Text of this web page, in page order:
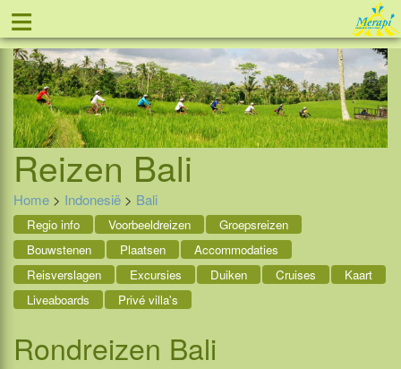
≡ Tel: 088 - 81 11 999
Reizen Bali
Home > Indonesië > Bali
Regio info Voorbeeldreizen
Groepsreizen
Bouwstenen
Plaatsen
Accommodaties
Reisverslagen
Excursies Duiken Cruises
Kaart
Liveaboards
Privé villa's
Rondreizen Bali